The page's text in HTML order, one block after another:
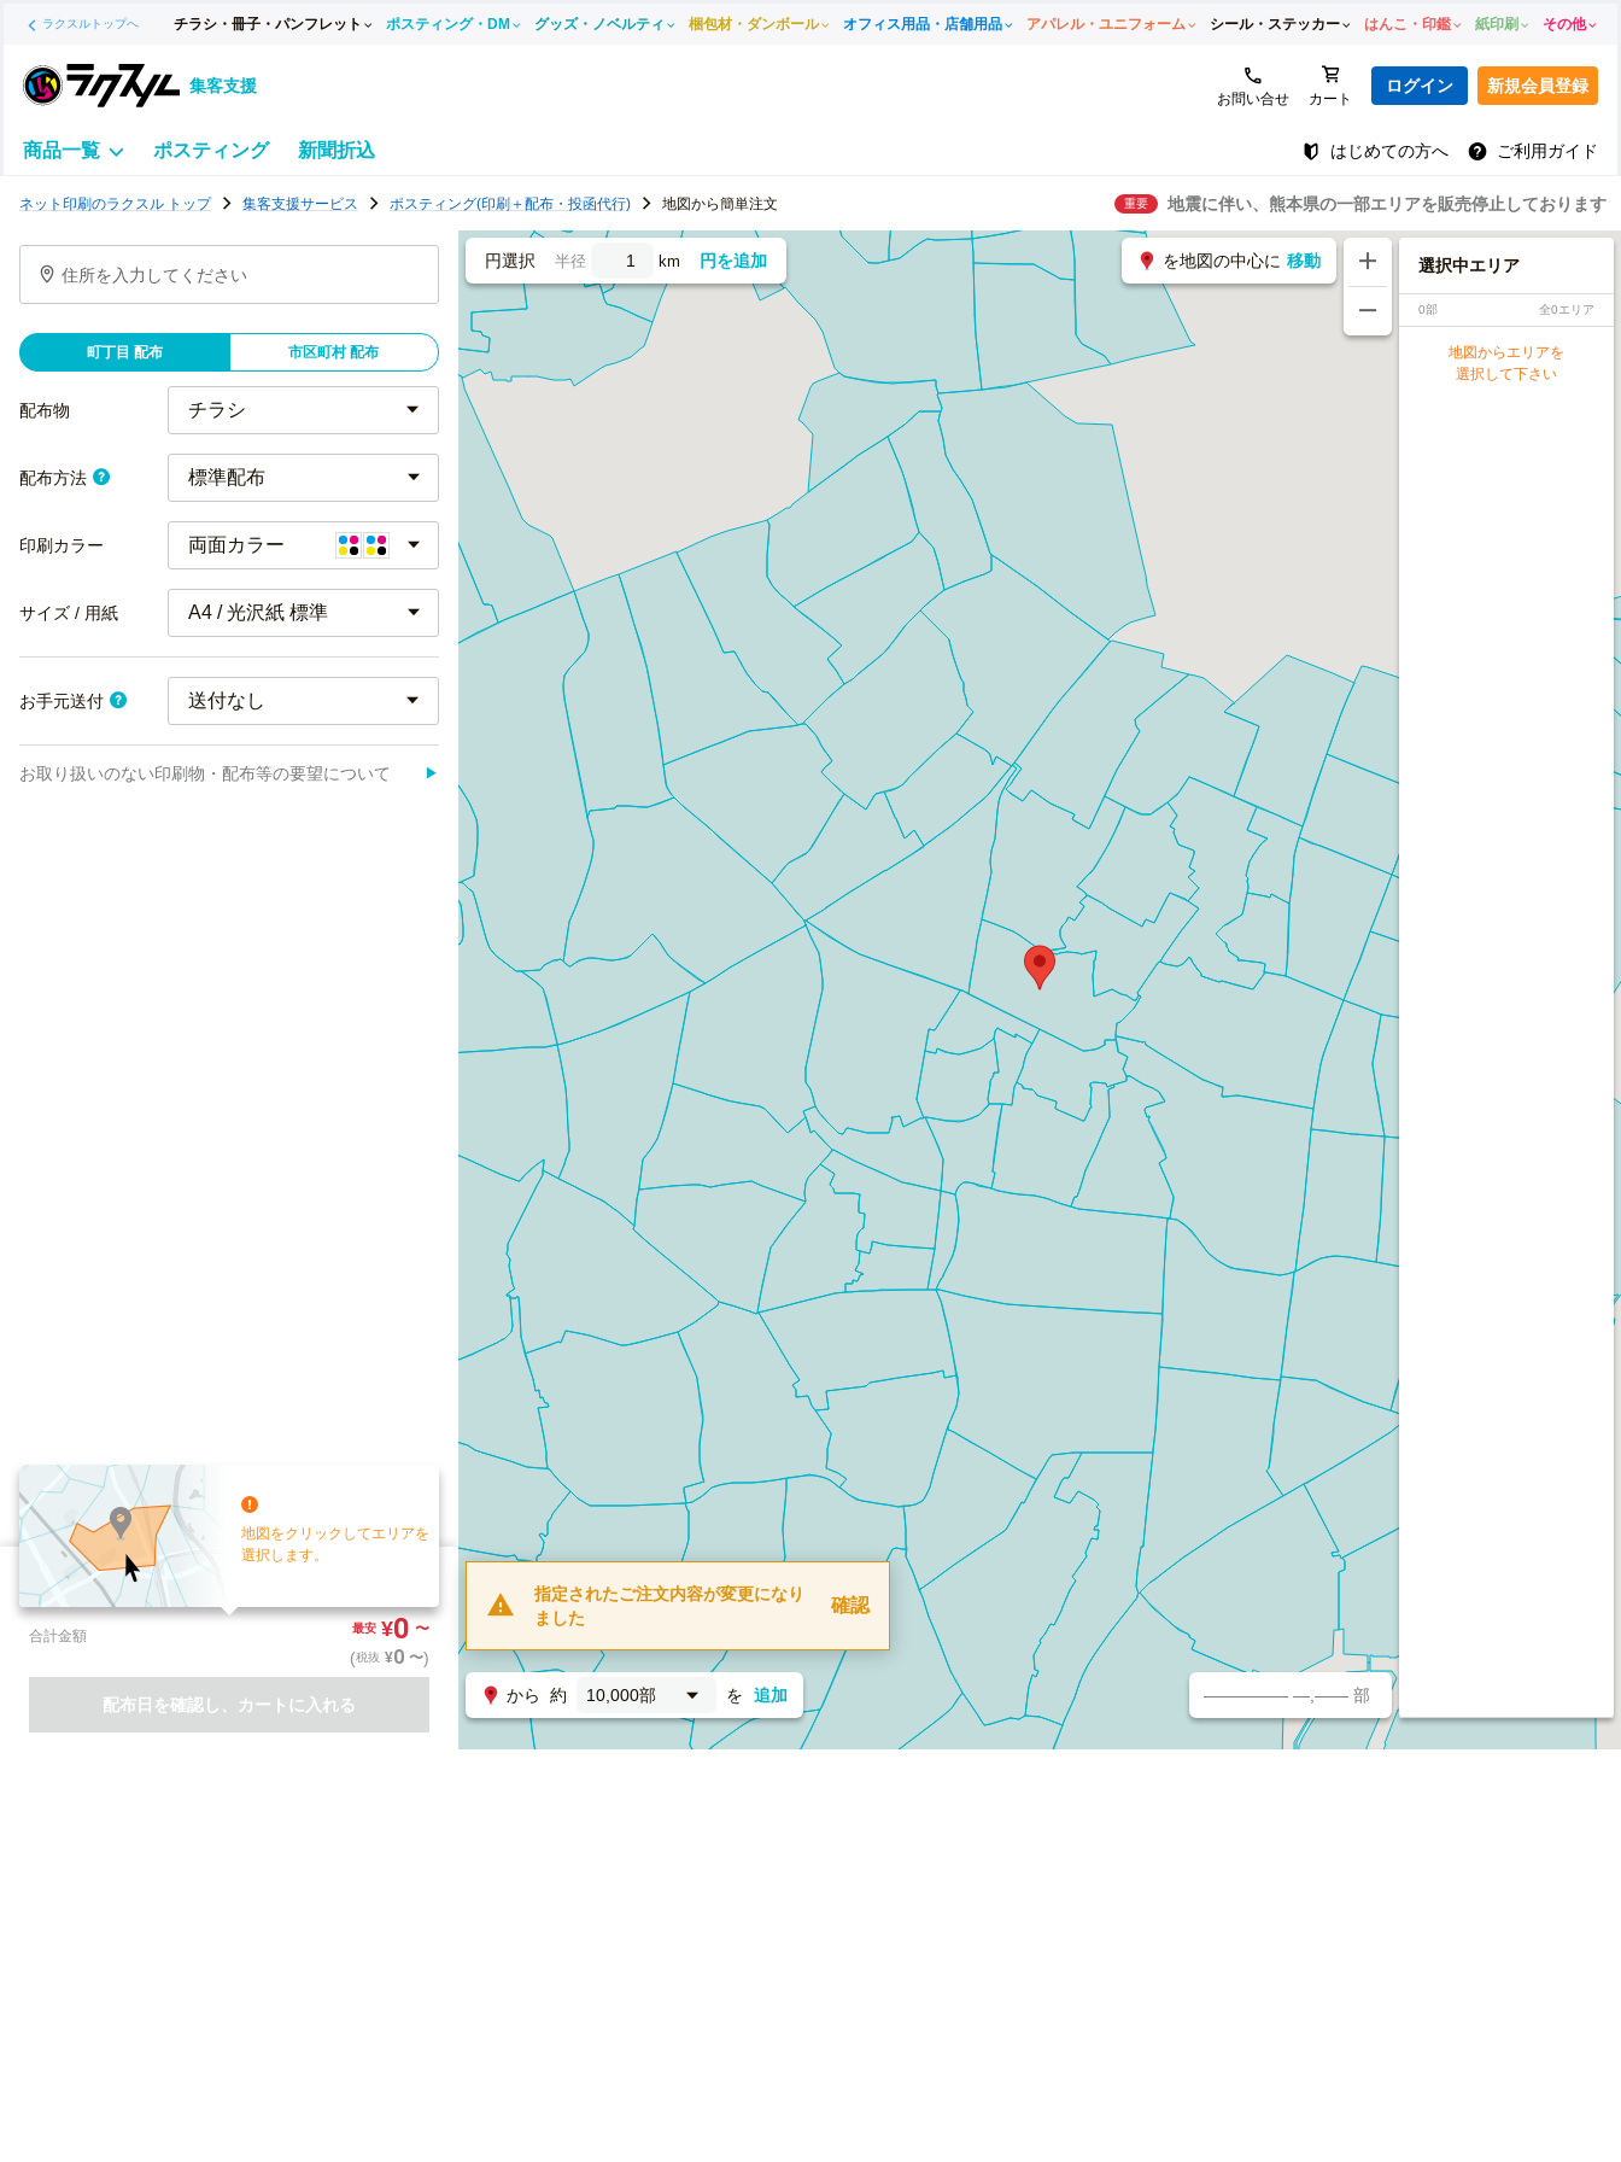
ラクスルトップへ チラシ・冊子・パンフレット ポスティング・DM グッズ・ノベルティ 梱包材・ダンボール オフィス用品・店舗用品 アパレル・ユニフォーム シール・ステッカー はんこ・印鑑 紙印刷 その他
集客支援
お問い合せ カート
ログイン 新規会員登録
商品一覧 ポスティング 新聞折込 はじめての方へ ご利用ガイド
テ
グ
ラ
ネット印刷のラクスル トップ 集客支援サービス ポスティング(印刷＋配布・投函代行) 地図から簡単注文 重要 地震に伴い、熊本県の一部エリアを販売停止しております
住所を入力してください
町丁目 配布 市区町村 配布
配布物
配布方法 標準配布
印刷カラー 両面カラー
サイズ / 用紙 A4 / 光沢紙 標準
お手元送付
お取り扱いのない印刷物・配布等の要望について ▶
地図をクリックしてエリアを
選択します。
配布部数
お手元送付
合計金額 最安 ¥0 〜
(税抜 ¥0 〜)
配布日を確認し、カートに入れる
円選択 半径 km 円を追加
指定されたご注文内容が変更になり
ました
確認
から 約 10,000部 を 追加
を地図の中心に 移動
————— —,—— 部
選択中エリア
0部 全0エリア
地図からエリアを
選択して下さい